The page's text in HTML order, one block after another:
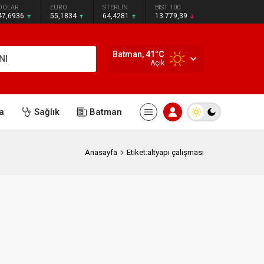
EURO
55,1834
STERLİN
64,4281
BIST 100
13.779,39
Batman,41°C
Açık
Sağlık Batman
Anasayfa Etiket:altyapı çalışması